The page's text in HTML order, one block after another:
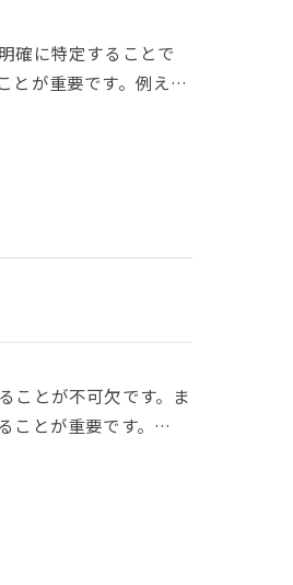
確に特定することで
とが重要です。例え…
ことが不可欠です。ま
ことが重要です。…